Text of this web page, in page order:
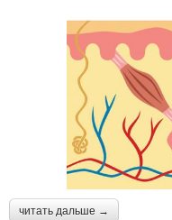
читать дальше →